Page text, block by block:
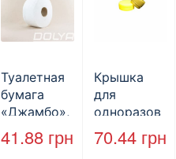
Туалетная
бумага
«Джамбо»,
B2B
Service,
41.88 грн
Крышка
для
одноразов
ой
бутылки,
70.44 грн